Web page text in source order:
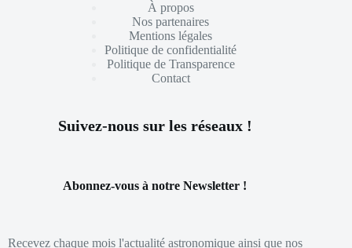
À propos
Nos partenaires
Mentions légales
Politique de confidentialité
Politique de Transparence
Contact
Suivez-nous sur les réseaux !
Abonnez-vous à notre Newsletter !
Recevez chaque mois l'actualité astronomique ainsi que nos